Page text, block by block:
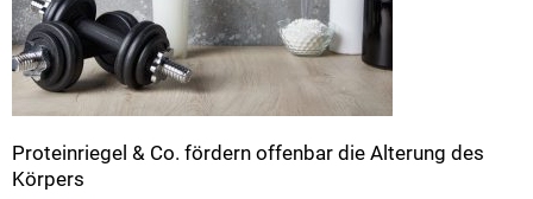
Proteinriegel & Co. fördern offenbar die Alterung des
Körpers